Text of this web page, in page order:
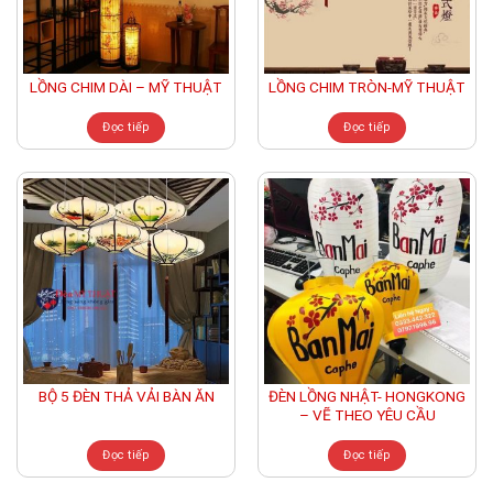
LỒNG CHIM DÀI – MỸ THUẬT
Đọc tiếp
LỒNG CHIM TRÒN-MỸ THUẬT
Đọc tiếp
BỘ 5 ĐÈN THẢ VẢI BÀN ĂN
Đọc tiếp
ĐÈN LỒNG NHẬT- HONGKONG
– VẼ THEO YÊU CẦU
Đọc tiếp